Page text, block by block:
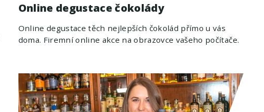
Online degustace čokolády
Online degustace těch nejlepších čokolád přímo u vás
doma. Firemní online akce na obrazovce vašeho počítače.